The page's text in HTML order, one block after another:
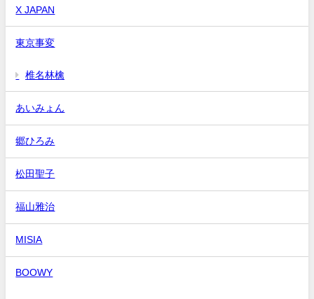
X JAPAN
東京事変
椎名林檎
あいみょん
郷ひろみ
松田聖子
福山雅治
MISIA
BOOWY